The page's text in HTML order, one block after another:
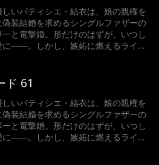
いパティシエ・結衣は、娘の親権を
装結婚を求めるシングルファザーの
と電撃婚。形だけのはずが、いつし
に――。しかし、嫉妬に燃えるライバ
ド 61
いパティシエ・結衣は、娘の親権を
装結婚を求めるシングルファザーの
と電撃婚。形だけのはずが、いつし
に――。しかし、嫉妬に燃えるライバ